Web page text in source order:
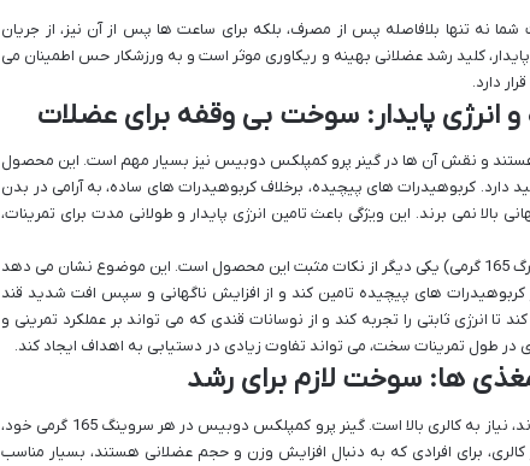
نه تنها بلافاصله پس از مصرف، بلکه برای ساعت ها پس از آن نیز، از جریان
کلید رشد عضلانی بهینه و ریکاوری موثر است و به ورزشکار حس اطمینان می
دارد.
انرژی پایدار: سوخت بی وقفه برای عضلات
و نقش آن ها در گینر پرو کمپلکس دوبیس نیز بسیار مهم است. این محصول
دارد. کربوهیدرات های پیچیده، برخلاف کربوهیدرات های ساده، به آرامی در بدن
نمی برند. این ویژگی باعث تامین انرژی پایدار و طولانی مدت برای تمرینات،
مقدار بسیار پایین شکر (تنها 4 گرم در هر سروینگ بزرگ 165 گرمی) یکی دیگر از نکات مثبت این محصول است. این موضوع نشان می دهد
کربوهیدرات های پیچیده تامین کند و از افزایش ناگهانی و سپس افت شدید قند
تا انرژی ثابتی را تجربه کند و از نوسانات قندی که می تواند بر عملکرد تمرینی و
در طول تمرینات سخت، می تواند تفاوت زیادی در دستیابی به اهداف ایجاد کند.
ها: سوخت لازم برای رشد
به کالری بالا است. گینر پرو کمپلکس دوبیس در هر سروینگ 165 گرمی خود،
کالری، برای افرادی که به دنبال افزایش وزن و حجم عضلانی هستند، بسیار مناسب